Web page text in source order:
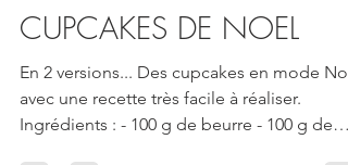
Aurélie
27 déc. 2023
CUPCAKES DE NOEL